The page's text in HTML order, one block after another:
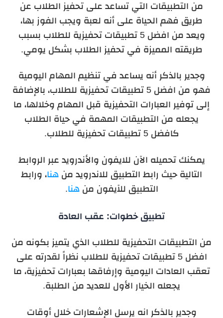
من التطبيقات التي تساعد على تحفيز الطلاب عن
طريق فهم الحياة على أنه لعبة ويجب الفوز بها،
ويعد من افضل 5 تطبيقات تحفيزية للطلاب بسبب
طريقته المميزة في تحفيز الطلاب بشكل يومي.
وجدير بالذكر أنه يساعد في تنظيم المهام اليومية
فهو من افضل 5 تطبيقات تحفيزية للطلاب، بالإضافة
إلى توفير العبارات التحفيزية قبل المهام وخلالها، ما
يجعله من التطبيقات المهمة في حياة الطلاب
كافضل 5 تطبيقات تحفيزية للطلاب.
يمكنك تحميله الآن للايفون والأندرويد عبر الروابط
التالية حيث رابط التطبيق للاندرويد من هنا، ورابط
التطبيق للآيفون منهنا.
تطبيق خطوات: عقب العادة
من التطبيقات التحفيزية للطلاب الذي يتميز بكونه من
افضل 5 تطبيقات تحفيزية للطلاب نظراً لقدرته على
تعقب العادات اليومية وإرفاقها بعبارات تحفيزية، ما
يجعله الخيار الأول للعديد من الطلبة.
وجدير بالذكر انه يرسل الإشعارات خلال أوقات